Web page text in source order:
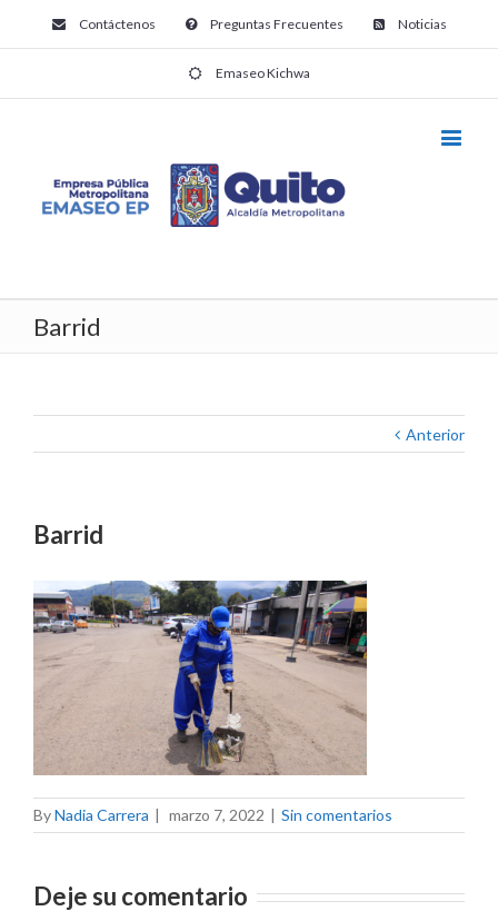
Contáctenos Preguntas Frecuentes Noticias
Emaseo Kichwa
Barrid
Anterior
Barrid
ByNadia Carrera | marzo 7, 2022 | Sin comentarios
Deje su comentario